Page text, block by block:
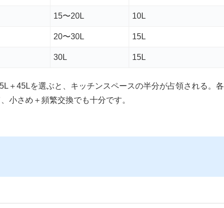
15〜20L 10L
20〜30L 15L
30L 15L
＋45Lを選ぶと、キッチンスペースの半分が占領される。各
小さめ＋頻繁交換でも十分です。